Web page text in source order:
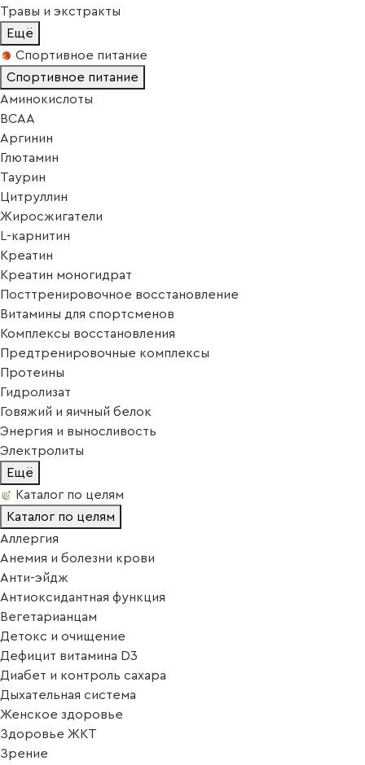
Травы и экстракты
Ещё
Спортивное питание
Спортивное питание
Аминокислоты
BCAA
Аргинин
Глютамин
Таурин
Цитруллин
Жиросжигатели
L-карнитин
Креатин
Креатин моногидрат
Посттренировочное восстановление
Витамины для спортсменов
Комплексы восстановления
Предтренировочные комплексы
Протеины
Гидролизат
Говяжий и яичный белок
Энергия и выносливость
Электролиты
Ещё
Каталог по целям
Каталог по целям
Аллергия
Анемия и болезни крови
Анти-эйдж
Антиоксидантная функция
Вегетарианцам
Детокс и очищение
Дефицит витамина D3
Диабет и контроль сахара
Дыхательная система
Женское здоровье
Здоровье ЖКТ
Зрение